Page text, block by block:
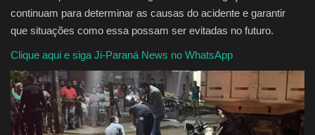
continuam para determinar as causas do acidente e garantir
que situações como essa possam ser evitadas no futuro.
Clique aqui e siga Ji-Paraná News no WhatsApp